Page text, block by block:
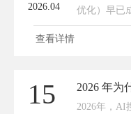
2026.04
优化）早已
抓手——它
查看详情
15
2026年，AI